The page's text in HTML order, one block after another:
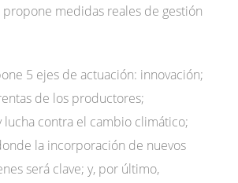
medidas reales de gestión
5 ejes de actuación: innovación;
de los productores;
contra el cambio climático;
la incorporación de nuevos
será clave; y, por último,